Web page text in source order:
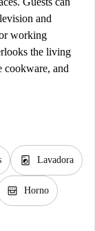
and
working
the living
cookware, and
local_laundry_service Lavadora
oven_gen Horno